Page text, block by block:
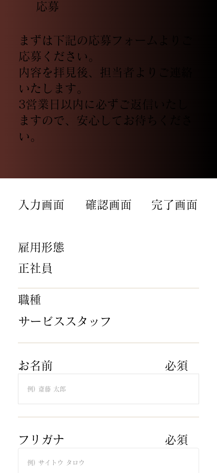
​応募​
まずは下記の応募フォームよりご
応募ください。
内容を拝見後、担当者よりご連絡
いたします。
3営業日以内に必ずご返信いたし
ますので、安心してお待ちくださ
い。
​入力画面 確認画面 ​完了​画面
​必須​
​必須​
​雇用形態
​職種
​お名前
​フリガナ​
正社員
サービススタッフ